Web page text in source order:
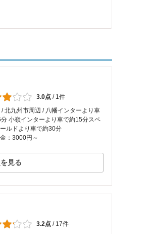
3.0点 / 1件
/ 北九州市周辺 / 八幡インターより車
小嶺インターより車で約15分スペ
ルドより車で約30分
：3000円～
見る
3.2点 / 17件